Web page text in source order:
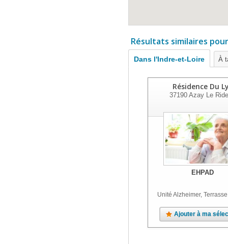
Résultats similaires
Dans l'Indre-et-Loire À
Résidence Du
37190Azay Le
EHPAD
Unité Alzheimer,
Ajouter à ma